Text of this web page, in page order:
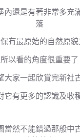
內還是有著非常多充
落
有最原始的自然原貌
所以看的角度很重要了
大家一起欣賞完新社
它有更多的認識及收
當然不能錯過那般中